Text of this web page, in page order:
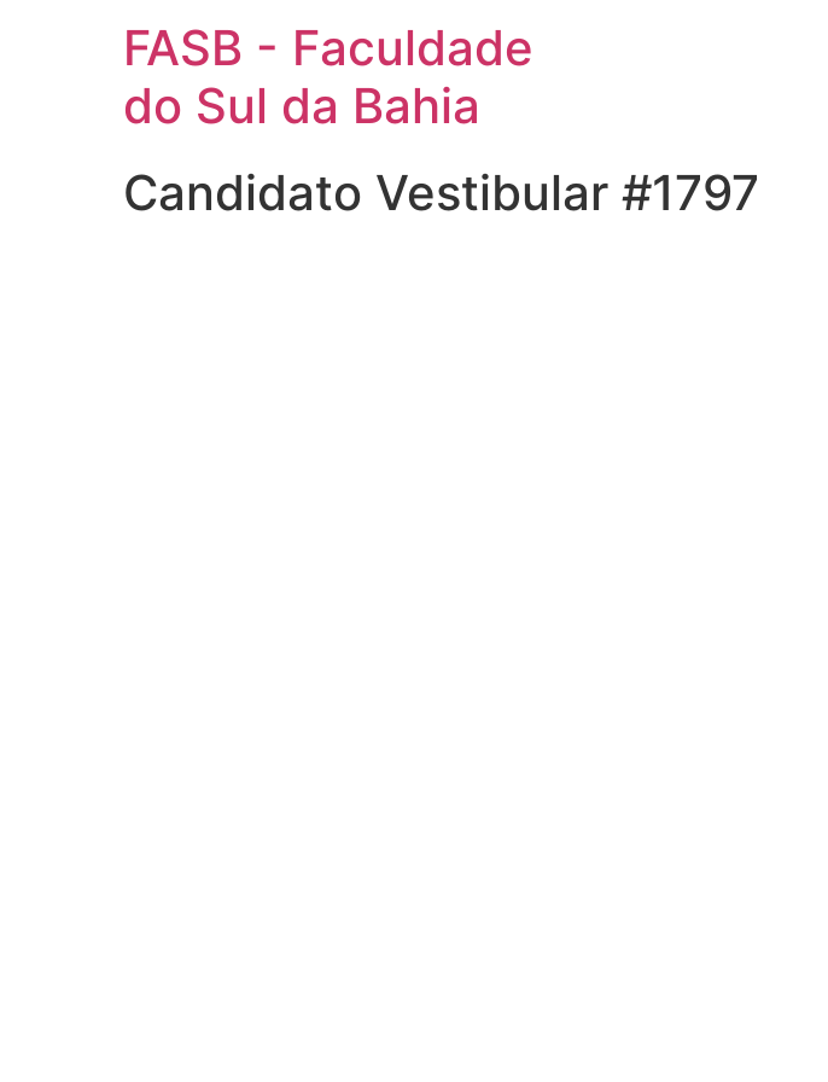
FASB - Faculdade
do Sul da Bahia
Candidato Vestibular #1797